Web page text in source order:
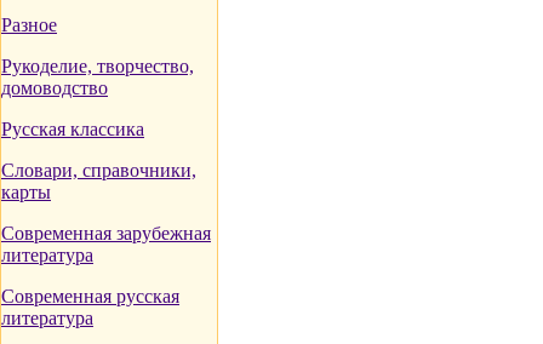
Разное
Рукоделие, творчество,
домоводство
Русская классика
Словари, справочники,
карты
Современная зарубежная
литература
Современная русская
литература